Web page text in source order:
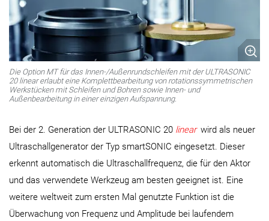
Die Option MT für das Innen-/Außenrundschleifen mit der ULTRASONIC
20 linear erlaubt eine Komplettbearbeitung von rotationssymmetrischen
Werkstücken mit Schleifen und Bohren sowie Innen- und
Außenbearbeitung in einer einzigen Aufspannung.
Bei der 2. Generation der ULTRASONIC 20 linear wird als neuer
Ultraschallgenerator der Typ smartSONIC eingesetzt. Dieser
erkennt automatisch die Ultraschallfrequenz, die für den Aktor
und das verwendete Werkzeug am besten geeignet ist. Eine
weitere weltweit zum ersten Mal genutzte Funktion ist die
Überwachung von Frequenz und Amplitude bei laufendem